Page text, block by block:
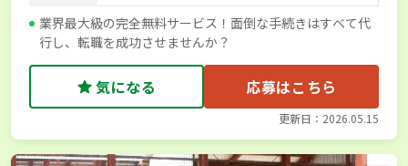
業界最大級の完全無料サービス！面倒な手続きはすべて代
行し、転職を成功させませんか？
気になる 応募はこちら
更新日：2026.05.15